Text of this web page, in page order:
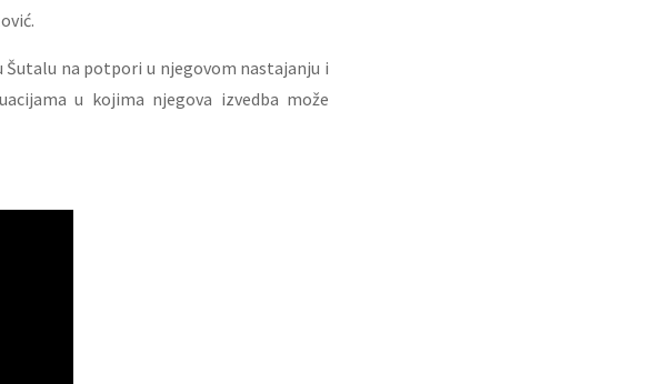
na potpori u njegovom nastajanju i
u kojima njegova izvedba može